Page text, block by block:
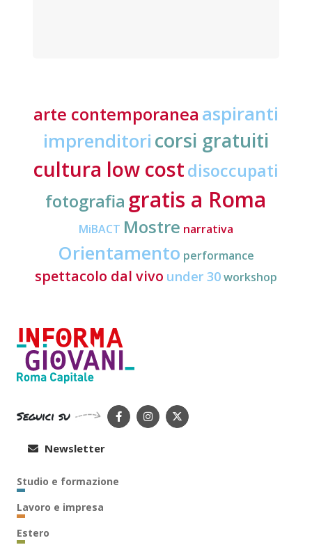
arte contemporanea aspiranti
imprenditori corsi gratuiti
cultura low costdisoccupati
fotografia gratis a Roma
MiBACT Mostre narrativa
Orientamento performance
spettacolo dal vivo under 30workshop
Seguici su
Newsletter
Studio e formazione
Lavoro e impresa
Estero